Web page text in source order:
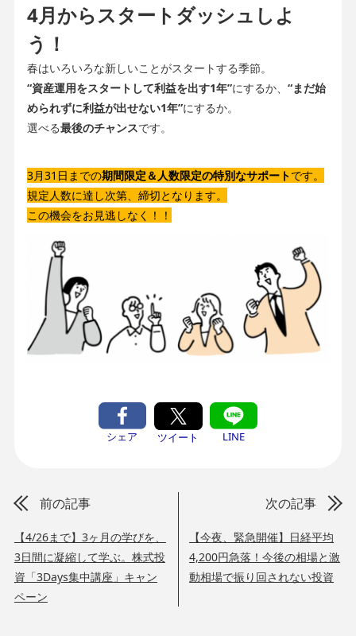
4月からスタートダッシュしよ
う！
春はいろいろな新しいことがスタートする季節。
“資産運用をスタートして利益を出す1年”にするか、“まだ始
められずに利益が出せない1年”にするか。
選べる最後のチャンスです。
3月31日までの期間限定＆人数限定の特別なサポートです。
規定人数に達し次第、締切となります。
この機会をお見逃しなく！！
シェア ツイート LINE
前の記事
【4/26まで】3ヶ月の学びを、
3日間に凝縮して学ぶ。株式投
資「3Days集中講座」キャン
ペーン
次の記事
【今夜、緊急開催】日経平均
4,200円急落！今後の相場と激
動相場で振り回されない投資